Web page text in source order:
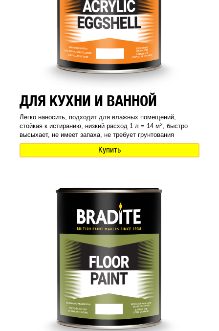
ДЛЯ КУХНИ И ВАННОЙ
Легко наносить, подходит для влажных помещений,
стойкая к истиранию, низкий расход 1 л = 14 м2, быстро
высыхает, не имеет запаха, не требует грунтования
Купить